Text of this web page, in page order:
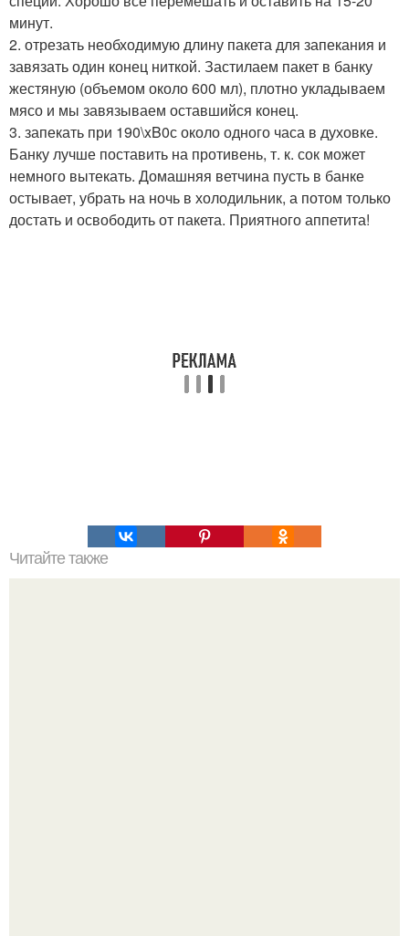
минут.
2. отрезать необходимую длину пакета для запекания и
завязать один конец ниткой. Застилаем пакет в банку
жестяную (объемом около 600 мл), плотно укладываем
мясо и мы завязываем оставшийся конец.
3. запекать при 190\xB0с около одного часа в духовке.
Банку лучше поставить на противень, т. к. сок может
немного вытекать. Домашняя ветчина пусть в банке
остывает, убрать на ночь в холодильник, а потом только
достать и освободить от пакета. Приятного аппетита!
Читайте также